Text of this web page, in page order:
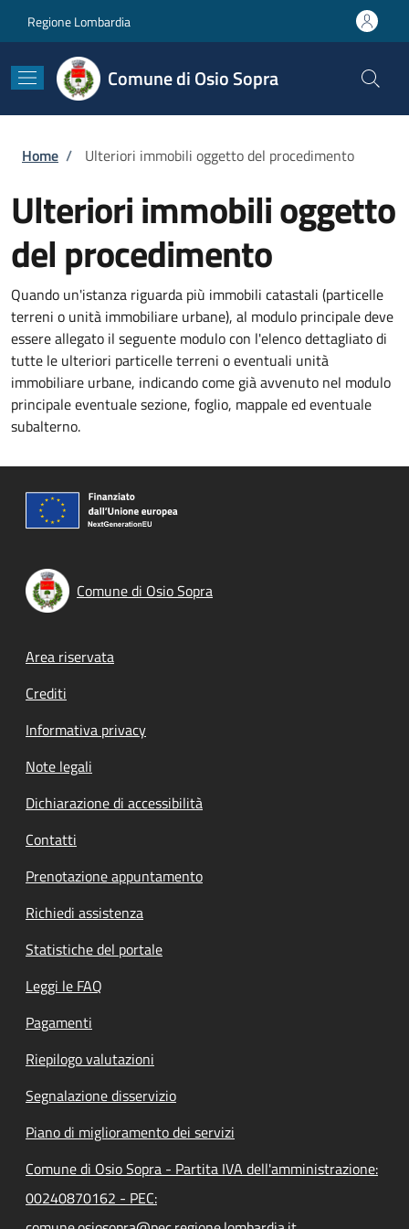
Regione Lombardia
Comune di Osio Sopra
Briciole di pane
Home / Ulteriori immobili oggetto del procedimento
Ulteriori immobili oggetto
del procedimento
Quando un'istanza riguarda più immobili catastali (particelle
terreni o unità immobiliare urbane), al modulo principale deve
essere allegato il seguente modulo con l'elenco dettagliato di
tutte le ulteriori particelle terreni o eventuali unità
immobiliare urbane, indicando come già avvenuto nel modulo
principale eventuale sezione, foglio, mappale ed eventuale
subalterno.
Comune di Osio Sopra
Footer menu
Area riservata
Crediti
Informativa privacy
Note legali
Dichiarazione di accessibilità
Contatti
Prenotazione appuntamento
Richiedi assistenza
Statistiche del portale
Leggi le FAQ
Pagamenti
Riepilogo valutazioni
Segnalazione disservizio
Piano di miglioramento dei servizi
Comune di Osio Sopra - Partita IVA dell'amministrazione:
00240870162 - PEC: